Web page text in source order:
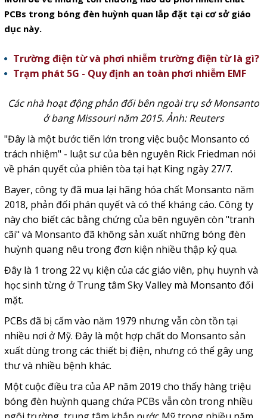
PCBs trong bóng đèn huỳnh quan lắp đặt tại cơ sở giáo
dục này.
Trường điện từ và phơi nhiễm trường điện từ là gì?
Trạm phát 5G - Quy định an toàn phơi nhiễm EMF
Các nhà hoạt động phản đối bên ngoài trụ sở Monsanto
ở bang Missouri năm 2015. Ảnh: Reuters
"Đây là một bước tiến lớn trong việc buộc Monsanto có
trách nhiệm" - luật sư của bên nguyên Rick Friedman nói
về phán quyết của phiên tòa tại hạt King ngày 27/7.
Bayer, công ty đã mua lại hãng hóa chất Monsanto năm
2018, phản đối phán quyết và có thể kháng cáo. Công ty
này cho biết các bằng chứng của bên nguyên còn "tranh
cãi" và Monsanto đã không sản xuất những bóng đèn
huỳnh quang nêu trong đơn kiện nhiều thập kỷ qua.
Đây là 1 trong 22 vụ kiện của các giáo viên, phụ huynh và
học sinh từng ở Trung tâm Sky Valley mà Monsanto đối
mặt.
PCBs đã bị cấm vào năm 1979 nhưng vẫn còn tồn tại
nhiều nơi ở Mỹ. Đây là một hợp chất do Monsanto sản
xuất dùng trong các thiết bị điện, nhưng có thể gây ung
thư và nhiều bệnh khác.
Một cuộc điều tra của AP năm 2019 cho thấy hàng triệu
bóng đèn huỳnh quang chứa PCBs vẫn còn trong nhiều